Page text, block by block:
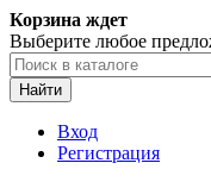
Корзина ждет
Выберите любое
Найти
Вход
Регистрация